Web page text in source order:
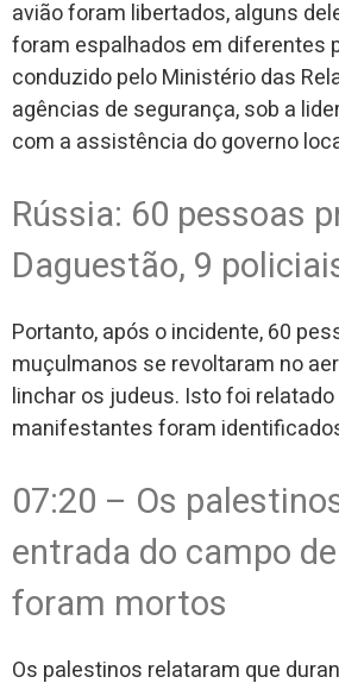
avião foram libertados, alguns
foram espalhados em diferentes
conduzido pelo Ministério das
agências de segurança, sob a
com a assistência do governo
Rússia: 60 pessoas
Daguestão, 9
Portanto, após o incidente, 60
muçulmanos se revoltaram no
linchar os judeus. Isto foi
manifestantes foram
07:20 – Os
entrada do campo
foram mortos
Os palestinos relataram que